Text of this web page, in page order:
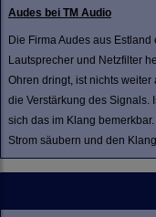
Audes bei TM Audio
Die Firma Audes aus
Lautsprecher und Netzfilter
Ohren dringt, ist nichts
die Verstärkung des Signals.
sich das im Klang
Strom säubern und den